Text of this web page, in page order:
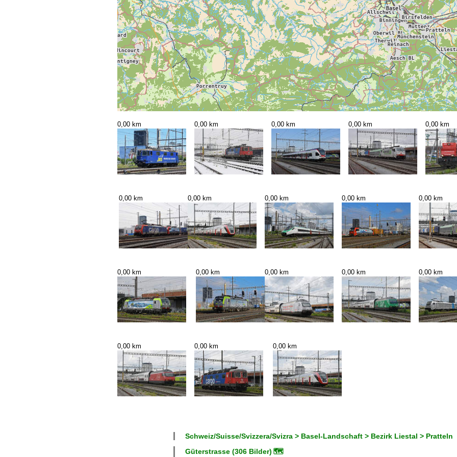
0,00 km 0,00 km 0,00 km 0,00 km 0,00 km
0,00 km 0,00 km 0,00 km 0,00 km 0,00 km
0,00 km 0,00 km 0,00 km 0,00 km 0,00 km
0,00 km 0,00 km 0,00 km
Schweiz/Suisse/Svizzera/Svizra > Basel-Landschaft > Bezirk Liestal > Pratteln
Güterstrasse (306 Bilder) 🗺